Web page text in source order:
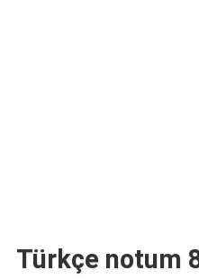
Türkçe notum